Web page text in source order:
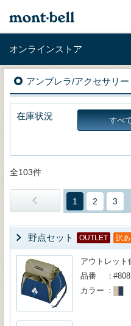
オンラインストア
アンブレラ/アクセサリー
在庫状況 すべ
全103件
1 2 3
野点セット OUTLET 訳あ
アウトレット
品番
カラー